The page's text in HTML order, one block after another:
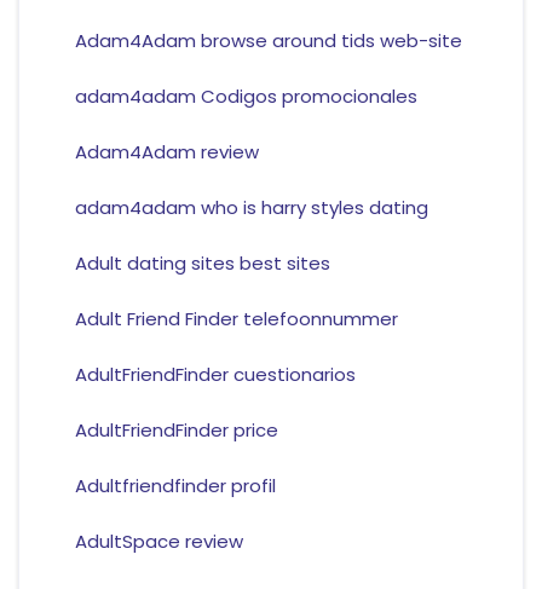
Adam4Adam browse around tids web-site
adam4adam Codigos promocionales
Adam4Adam review
adam4adam who is harry styles dating
Adult dating sites best sites
Adult Friend Finder telefoonnummer
AdultFriendFinder cuestionarios
AdultFriendFinder price
Adultfriendfinder profil
AdultSpace review